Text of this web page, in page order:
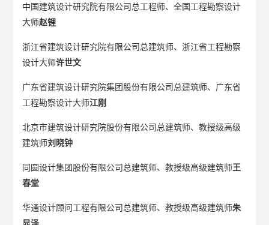
中国建筑设计研究院有限公司总工程师、全国工程勘察设计
大师赵锂
浙江省建筑设计研究院有限公司总建筑师、浙江省工程勘察
设计大师许世文
广东省建筑设计研究院集团股份有限公司总建筑师、广东省
工程勘察设计大师江刚
北京市建筑设计研究院股份有限公司总建筑师、教授级高级
建筑师刘晓钟
同圆设计集团股份有限公司总建筑师、教授级高级建筑师王
春堂
华通设计顾问工程有限公司总建筑师、教授级高级建筑师朱